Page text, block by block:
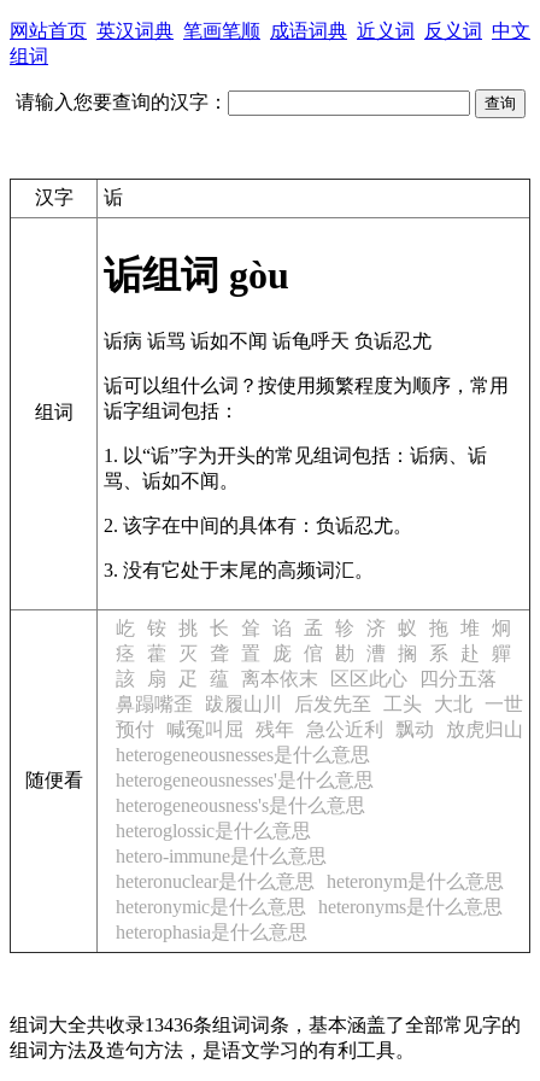
网站首页 英汉词典 笔画笔顺 成语词典 近义词 反义词 中文
组词
请输入您要查询的汉字：
汉字 诟
组词
诟组词 gòu
诟病 诟骂 诟如不闻 诟龟呼天 负诟忍尤
诟可以组什么词？按使用频繁程度为顺序，常用
诟字组词包括：
1. 以“诟”字为开头的常见组词包括：诟病、诟
骂、诟如不闻。
2. 该字在中间的具体有：负诟忍尤。
3. 没有它处于末尾的高频词汇。
随便看
屹 铵 挑 长 耸 谄 孟 轸 济 蚁 拖 堆
炯
痉
藿 灭 聋 置 庞 倌 勘 漕 搁 系 赴
軃
該
扇 疋 蕴 离本依末 区区此心
四分五落
鼻蹋嘴歪
跋履山川 后发先至 工头 大北
一世
预付
喊冤叫屈 残年 急公近利 飘动
放虎归山
heterogeneousnesses是什么意思
heterogeneousnesses'是什么意思
heterogeneousness's是什么意思
heteroglossic是什么意思
hetero-immune是什么意思
heteronuclear是什么意思
heteronym是什么意思
heteronymic是什么意思
heteronyms是什么意思
heterophasia是什么意思
组词大全共收录13436条组词词条，基本涵盖了全部常见字的
组词方法及造句方法，是语文学习的有利工具。